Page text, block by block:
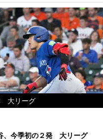
大リーグ
、今季初の２発 大リーグ